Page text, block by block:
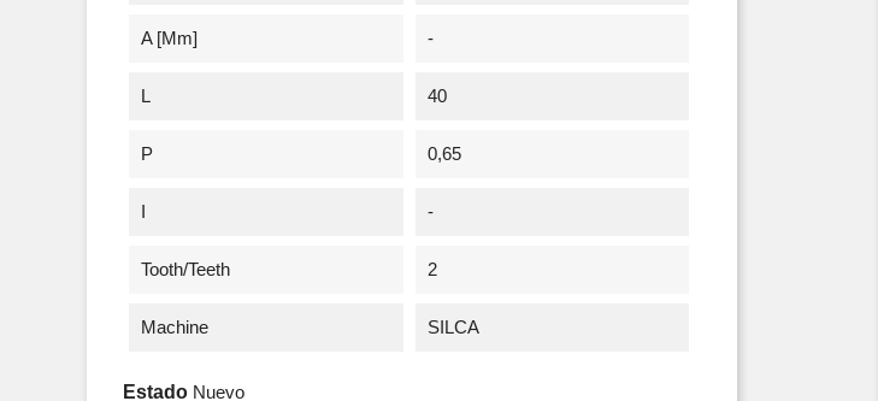
A [mm] -
L 40
P 0,65
I -
Tooth/Teeth 2
Machine SILCA
Estado Nuevo